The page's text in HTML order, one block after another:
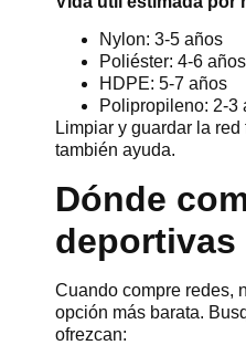
Nylon: 3-5 años
Poliéster: 4-6 años
HDPE: 5-7 años
Polipropileno: 2-3
Limpiar y guardar la
también ayuda.
Dónde
deportivas
Cuando compre redes,
opción más barata.
ofrezcan: